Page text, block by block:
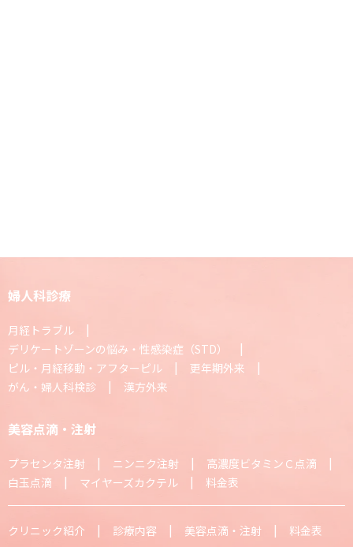
婦人科診療
月経トラブル
デリケートゾーンの悩み・性感染症（STD）
ピル・月経移動・アフターピル
更年期外来
がん・婦人科検診
漢方外来
美容点滴・注射
プラセンタ注射 ニンニク注射
高濃度ビタミンＣ点滴
白玉点滴
マイヤーズカクテル 料金表
クリニック紹介 診療内容 美容点滴・注射 料金表